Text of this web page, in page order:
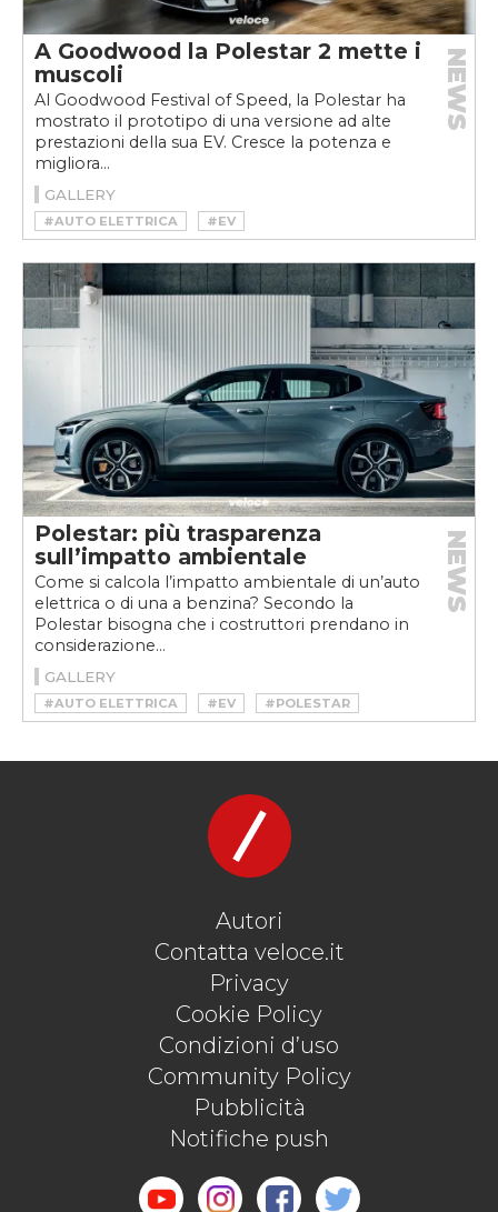
A Goodwood la Polestar 2 mette i
muscoli
Al Goodwood Festival of Speed, la Polestar ha
mostrato il prototipo di una versione ad alte
prestazioni della sua EV. Cresce la potenza e
migliora...
NEWS
GALLERY
#AUTO ELETTRICA
#EV
#GOODWOOD FESTIVAL OF SPEED
#POLESTAR
#POLESTAR 2 #VELOCEKW
Polestar: più trasparenza
sull’impatto ambientale
Come si calcola l’impatto ambientale di un’auto
elettrica o di una a benzina? Secondo la
Polestar bisogna che i costruttori prendano in
considerazione...
NEWS
GALLERY
#AUTO ELETTRICA #EV
#POLESTAR
#POLESTAR 2
#VELOCEKW
#VOLVO
Autori
Contatta veloce.it
Privacy
Cookie Policy
Condizioni d’uso
Community Policy
Pubblicità
Notifiche push